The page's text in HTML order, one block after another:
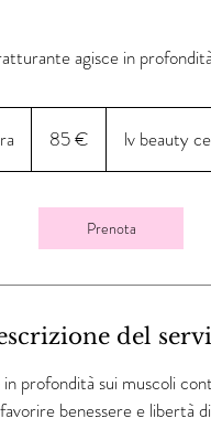
agisce in
o
85 € lv beauty
Prenota
del
profondità sui muscoli
benessere e libertà